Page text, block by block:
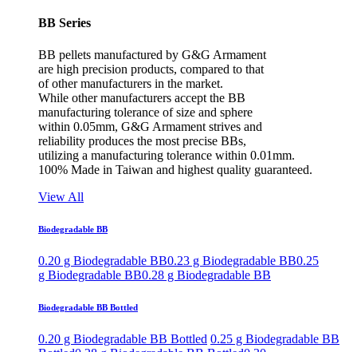
BB Series
BB pellets manufactured by G&G Armament
are high precision products, compared to that
of other manufacturers in the market.
While other manufacturers accept the BB
manufacturing tolerance of size and sphere
within 0.05mm, G&G Armament strives and
reliability produces the most precise BBs,
utilizing a manufacturing tolerance within 0.01mm.
100% Made in Taiwan and highest quality guaranteed.
View All
Biodegradable BB
0.20 g Biodegradable BB0.23 g Biodegradable BB0.25
g Biodegradable BB0.28 g Biodegradable BB
Biodegradable BB Bottled
0.20 g Biodegradable BB Bottled 0.25 g Biodegradable BB